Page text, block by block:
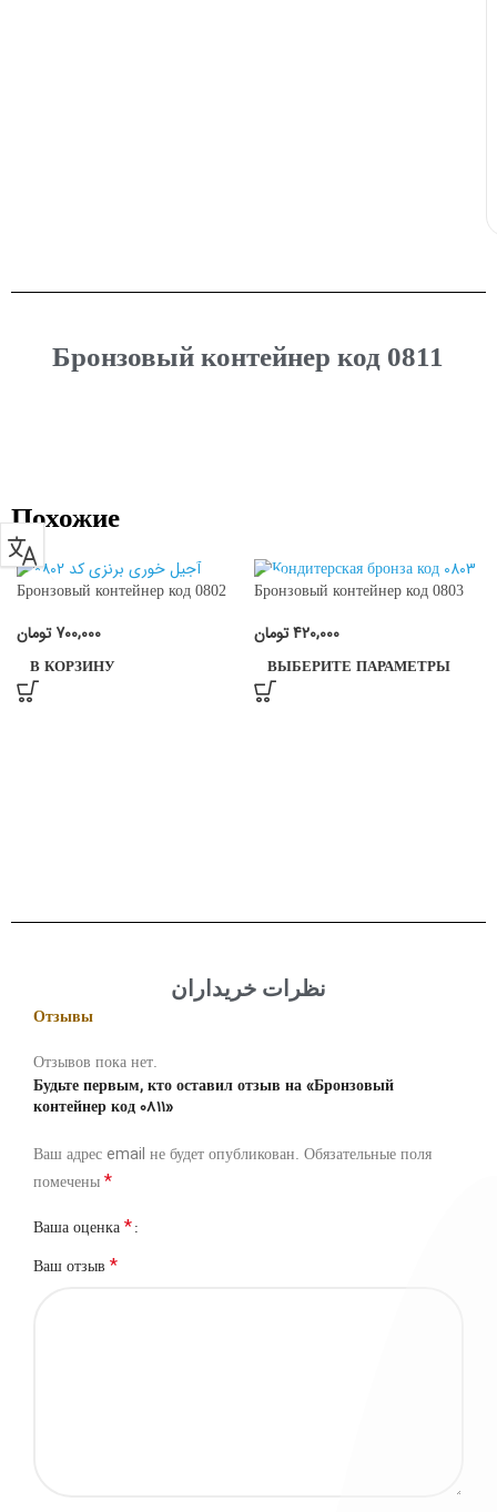
Бронзовый контейнер код 0811
Похожие
Бронзовый контейнер код 0802
700,000 تومان
В КОРЗИНУ
Бронзовый контейнер код 0803
420,000تومان
ВЫБЕРИТЕ ПАРАМЕТРЫ
نظرات خریداران
Отзывы
Отзывов пока нет.
Будьте первым, кто оставил отзыв на «Бронзовый
контейнер код 0811»
Ваш адрес email не будет опубликован. Обязательные поля
помечены*
Ваша оценка*
Ваш отзыв *